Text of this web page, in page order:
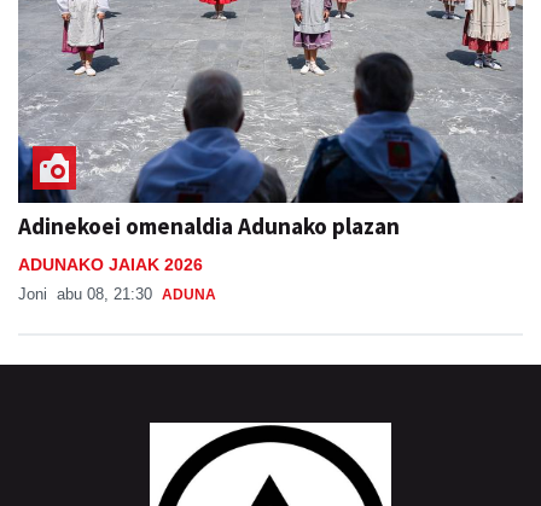
Adinekoei omenaldia Adunako plazan
ADUNAKO JAIAK 2026
Joni abu 08, 21:30 ADUNA